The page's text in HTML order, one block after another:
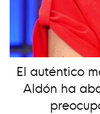
El auténtico
Aldón ha